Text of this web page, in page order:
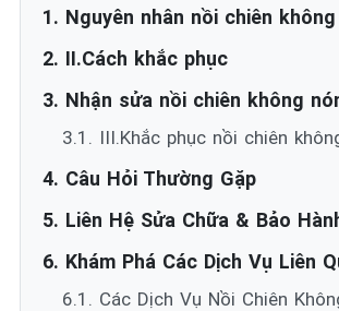
1. Nguyên nhân nồi chiên
2. II.Cách khắc phục
3. Nhận sửa nồi chiên không
3.1. III.Khắc phục nồi chiên
4. Câu Hỏi Thường Gặp
5. Liên Hệ Sửa Chữa & Bảo
6. Khám Phá Các Dịch Vụ Liên
6.1. Các Dịch Vụ Nồi Chiên